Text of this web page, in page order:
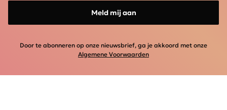
Meld mij aan
Door te abonneren op onze nieuwsbrief, ga je akkoord met onze
Algemene Voorwaarden